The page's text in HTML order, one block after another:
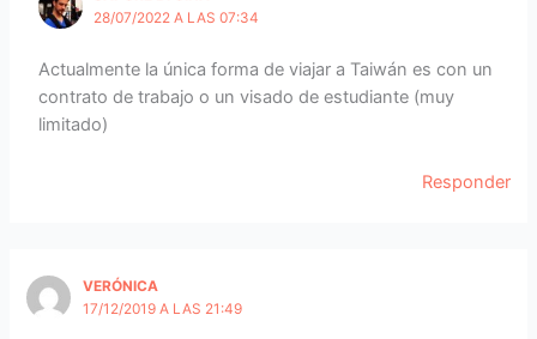
28/07/2022 A LAS 07:34
Actualmente la única forma de viajar a Taiwán es con un
contrato de trabajo o un visado de estudiante (muy
limitado)
Responder
VERÓNICA
17/12/2019 A LAS 21:49